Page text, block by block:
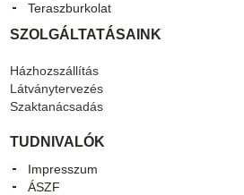
Teraszburkolat
SZOLGÁLTATÁSAINK
Házhozszállítás
Látványtervezés
Szaktanácsadás
TUDNIVALÓK
Impresszum
ÁSZF